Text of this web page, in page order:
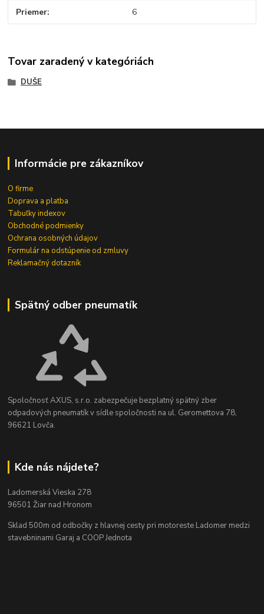
Priemer 6
Tovar zaradený v kategóriách
DUŠE
Informácie pre zákazníkov
O firme
Doprava a platba
Tabuľky indexov
Obchodné podmienky
Ochrana osobných údajov
Formulár na odstúpenie od zmluvy
Reklamačný dotazník
Spätný odber pneumatík
Spoločnosť AXUS, s.r.o. zabezpečuje bezplatný spätný zber
odpadových pneumatík v sídle spoločnosti na ul. Geromettova 78,
96621 Lovča.
Kde nás nájdete?
Ladomerská Vieska 278
96501 Žiar nad Hronom
Sklad 500m od odbočky z hlavnej cesty pri motoreste Ladomer medzi
stavebninami Garaj a COOP Jednota